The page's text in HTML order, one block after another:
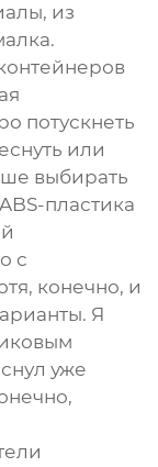
из
потускнеть
или
выбирать
пластика
с
конечно, и
Я
уже